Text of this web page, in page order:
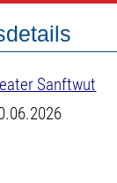
Sanftwut